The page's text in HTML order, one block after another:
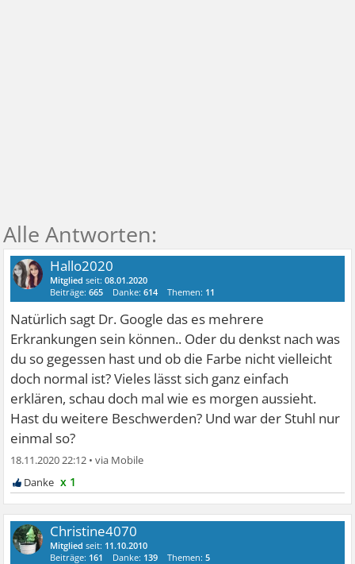
Hallo2020
Mitglied seit:08.01.2020
Beiträge:665 Danke:614 Themen: 11
Natürlich sagt Dr. Google das es mehrere
Erkrankungen sein können.. Oder du denkst nach was
du so gegessen hast und ob die Farbe nicht vielleicht
doch normal ist? Vieles lässt sich ganz einfach
erklären, schau doch mal wie es morgen aussieht.
Hast du weitere Beschwerden? Und war der Stuhl nur
einmal so?
18.11.2020 22:12 •
x 1
Christine4070
Mitglied seit: 11.10.2010
Beiträge: 161 Danke: 139 Themen:5